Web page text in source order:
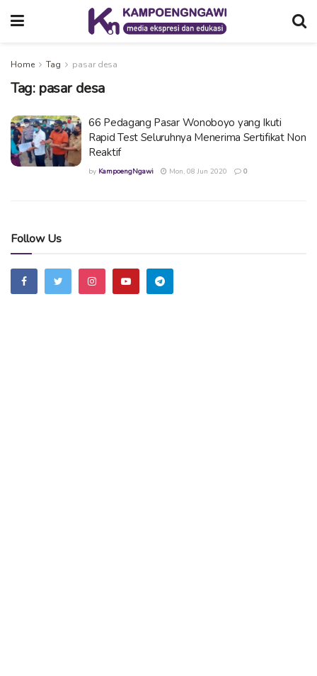
Home Tag pasar desa
Tag: pasar desa
66 Pedagang Pasar Wonoboyo yang Ikuti
Rapid Test Seluruhnya Menerima Sertifikat Non
Reaktif
by KampoengNgawi Mon, 08 Jun 2020 0
Follow Us